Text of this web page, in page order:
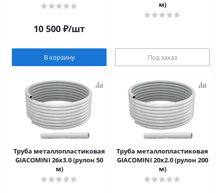
10 500 ₽/шт
В корзину
м)
Под заказ
Труба металлопластиковая
GIACOMINI 26х3.0 (рулон 50
м)
Труба металлопластиковая
GIACOMINI 20х2.0 (рулон 200
м)